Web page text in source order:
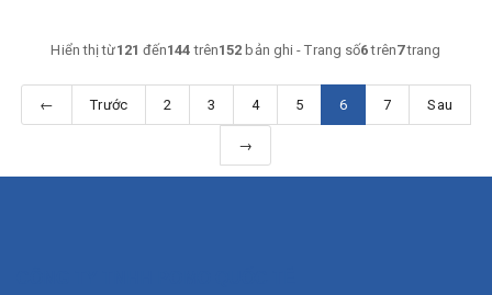
Hiển thị từ121 đến144trên152 bản ghi - Trang số6trên7trang
← Trước 2 3 4 5 6 7 Sau
→